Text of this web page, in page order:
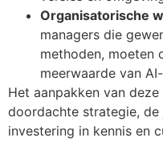
Organisatorische
managers die
methoden, moeten
meerwaarde van
Het aanpakken van
doordachte strategie,
investering in kennis en